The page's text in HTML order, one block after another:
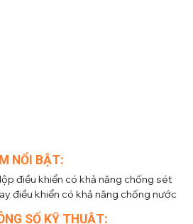
NỔI BẬT:
điều khiển có khả năng chống sét
điều khiển có khả năng chống nước
SỐ KỸ THUẬT: